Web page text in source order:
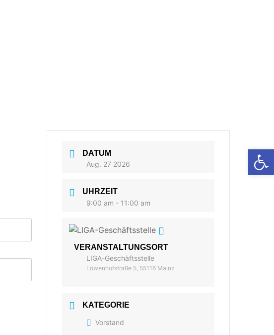
DATUM
Aug. 27 2026
UHRZEIT
9:00 am - 11:00 am
VERANSTALTUNGSORT
LIGA-Geschäftsstelle
Löwenhofstraße 5, 55116 Mainz
KATEGORIE
Vorstand